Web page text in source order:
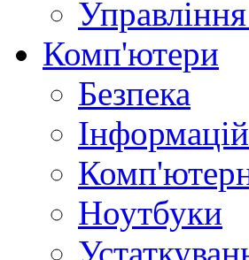
Комп'ютери
Безпека
Ноутбуки